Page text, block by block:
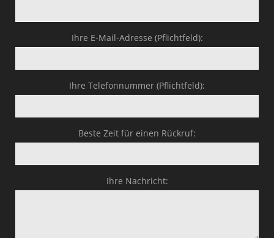
Ihre E-Mail-Adresse (Pflichtfeld):
Ihre Telefonnummer (Pflichtfeld):
Beste Zeit für einen Rückruf:
Ihre Nachricht: